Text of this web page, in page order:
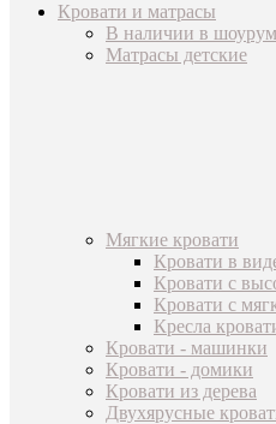
Кровати и матрасы
В наличии в
Матрасы детские
Мягкие кровати
Кровати в
Кровати с
Кровати с
Кресла
Кровати - машинки
Кровати - домики
Кровати из дерева
Двухярусные